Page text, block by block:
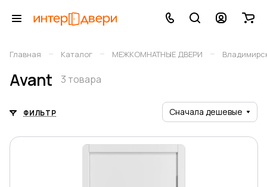
Главная – Каталог – МЕЖКОМНАТНЫЕ ДВЕРИ –
Avant 3 товара
ФИЛЬТР Сначала дешевые